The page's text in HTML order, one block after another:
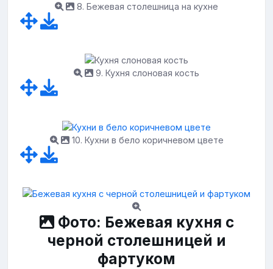
8. Бежевая столешница на кухне
9. Кухня слоновая кость
10. Кухни в бело коричневом цвете
Фото: Бежевая кухня с
черной столешницей и
фартуком